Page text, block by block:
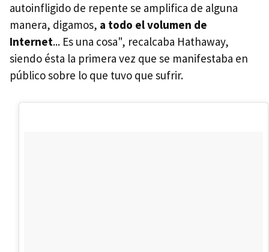
autoinfligido de repente se amplifica de alguna
manera, digamos, a todo el volumen de
Internet... Es una cosa", recalcaba Hathaway,
siendo ésta la primera vez que se manifestaba en
público sobre lo que tuvo que sufrir.